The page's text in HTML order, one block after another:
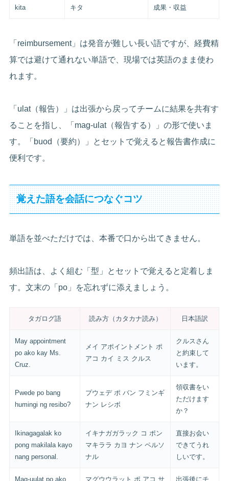
kita キタ 成果・収益
「reimbursement」は発音が難しい長い語ですが、経費精
算では避けて通れない単語で、現場では英語のまま使わ
れます。
「ulat（報告）」は出張から戻ってチームに結果を共有す
ることを指し、「mag-ulat（報告する）」の形で使いま
す。「buod（要約）」とセットで覚えると報告書作成に
便利です。
覚えた語を会話につなぐコツ
単語を並べただけでは、本番で口から出てきません。
頻出語は、よく組む「型」とセットで覚えると定着しま
す。文末の「po」を忘れずに添えましょう。
タガログ語 読み方（カタカナ読み） 日本語訳
May appointment
po ako kay Ms.
Cruz.
メイ アポイントメント ポ
アコ カイ ミス クルス
クルスさん
と約束して
います。
Pwede po bang
humingi ng resibo?
プウェデ ポ バン フミンギ
ナン レシボ
領収書をい
ただけます
か？
Ikinagagalak ko
pong makilala kayo
nang personal.
イキナガガラック コ ポン
マキララ カヨ ナン ペルソ
ナル
直接お会い
できてうれ
しいです。
Mag-uulat po ako
マグウウラット ポ アコ サ
出張後にチ